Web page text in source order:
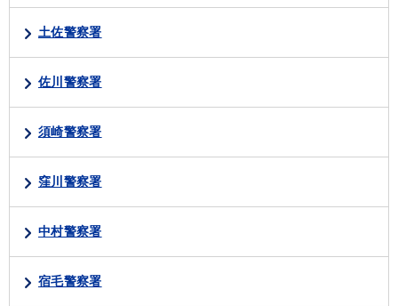
土佐警察署
佐川警察署
須崎警察署
窪川警察署
中村警察署
宿毛警察署